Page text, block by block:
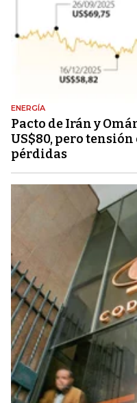
ENERGÍA
Pacto de Irán y
US$80, pero
pérdidas